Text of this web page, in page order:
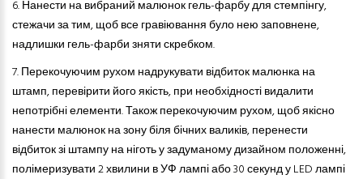
6.Нанести на вибраний малюнок гель-фарбу для стемпінгу,
стежачи за тим, щоб все гравіювання було нею заповнене,
надлишки гель-фарби зняти скребком.
7.Перекочуючим рухом надрукувати відбиток малюнка на
штамп, перевірити його якість, при необхідності видалити
непотрібні елементи. Також перекочуючим рухом, щоб якісно
нанести малюнок на зону біля бічних валиків, перенести
відбиток зі штампу на ніготь у задуманому дизайном положенні,
полімеризувати 2 хвилини в УФ лампі або 30 секунд у LED лампі